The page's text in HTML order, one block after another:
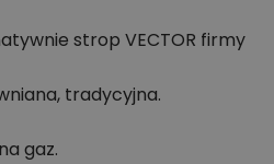
- np. wymiary
materiały?
lub
strop VECTOR firmy
tradycyjna.
gaz.